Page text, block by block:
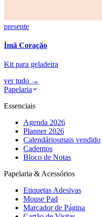
presente
Ímã Coração
Kit para geladeira
ver tudo →
Papelaria
Essenciais
Agenda 2026
Planner 2026
Calendáriosmais vendido
Cadernos
Bloco de Notas
Papelaria & Acessórios
Etiquetas Adesivas
Mouse Pad
Marcador de Página